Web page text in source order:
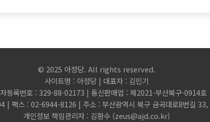
© 2025 아정당. All rights reserved.
사이트명 : 아정당 | 대표자 : 김민기
등록번호 : 329-88-02173 | 통신판매업 : 제2021-부산북구-0914호
| 팩스 : 02-6944-8126 | 주소 : 부산광역시 북구 금곡대로8번길 33,
개인정보 책임관리자 : 김환수 (zeus@ajd.co.kr)